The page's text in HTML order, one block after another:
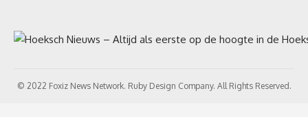
© 2022 Foxiz News Network. Ruby Design Company. All Rights Reserved.